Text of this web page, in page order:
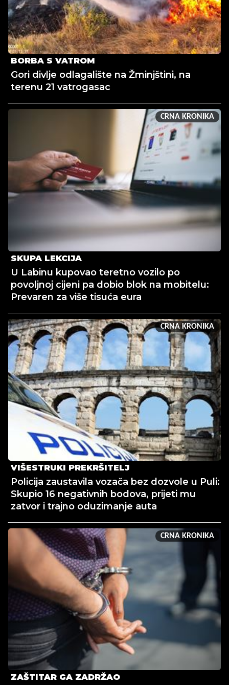
BORBA S VATROM
Gori divlje odlagalište na Žminjštini, na
terenu 21 vatrogasac
CRNA KRONIKA
SKUPA LEKCIJA
U Labinu kupovao teretno vozilo po
povoljnoj cijeni pa dobio blok na mobitelu:
Prevaren za više tisuća eura
CRNA KRONIKA
VIŠESTRUKI PREKRŠITELJ
Policija zaustavila vozača bez dozvole u Puli:
Skupio 16 negativnih bodova, prijeti mu
zatvor i trajno oduzimanje auta
CRNA KRONIKA
ZAŠTITAR GA ZADRŽAO